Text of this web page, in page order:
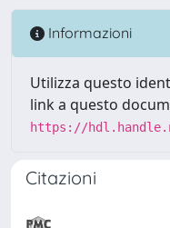
Informazioni
Utilizza questo
link a questo
https://
Citazioni